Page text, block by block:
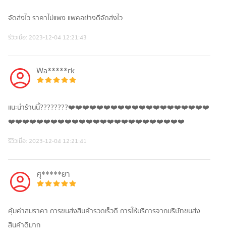
จัดส่งไว ราคาไม่แพง แพคอย่างดีจัดส่งไว
รีวิวเมื่อ: 2023-12-04 12:21:43
Wa*****rk
แนะนำร้านนี้????????❤️❤️❤️❤️❤️❤️❤️❤️❤️❤️❤️❤️❤️❤️❤️❤️❤️❤️❤️❤️
❤️❤️❤️❤️❤️❤️❤️❤️❤️❤️❤️❤️❤️❤️❤️❤️❤️❤️❤️❤️❤️❤️❤️❤️❤️
รีวิวเมื่อ: 2023-12-04 12:21:41
ศุ*****ยา
คุ้มค่าสมราคา การขนส่งสินค้ารวดเร็วดี การให้บริการจากบริษัทขนส่ง
สินค้าดีมาก